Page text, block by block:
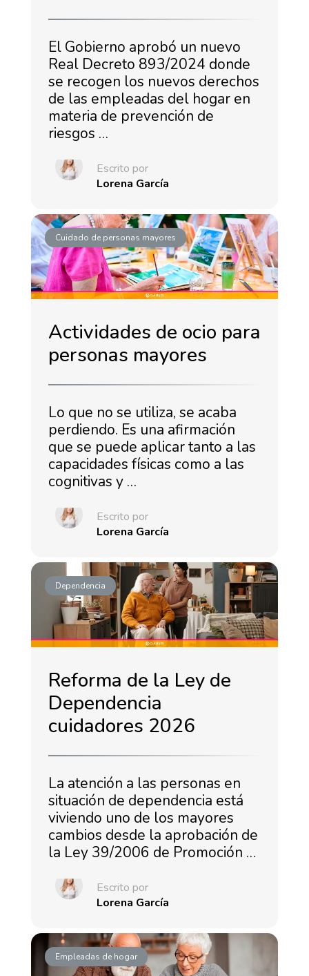
El Gobierno aprobó un nuevo
Real Decreto 893/2024 donde
se recogen los nuevos derechos
de las empleadas del hogar en
materia de prevención de
riesgos …
Escrito por
Lorena García
Cuidado de personas mayores
Actividades de ocio para
personas mayores
Lo que no se utiliza, se acaba
perdiendo. Es una afirmación
que se puede aplicar tanto a las
capacidades físicas como a las
cognitivas y …
Escrito por
Lorena García
Dependencia
Reforma de la Ley de
Dependencia
cuidadores 2026
La atención a las personas en
situación de dependencia está
viviendo uno de los mayores
cambios desde la aprobación de
la Ley 39/2006 de Promoción …
Escrito por
Lorena García
Empleadas de hogar